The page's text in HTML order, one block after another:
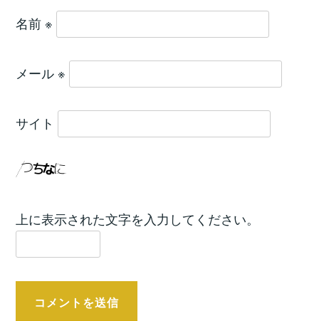
名前 ※
メール ※
サイト
上に表示された文字を入力してください。